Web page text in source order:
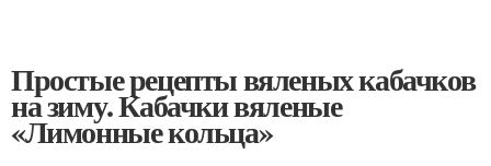
Простые рецепты вяленых кабачков
на зиму. Кабачки вяленые
«Лимонные кольца»